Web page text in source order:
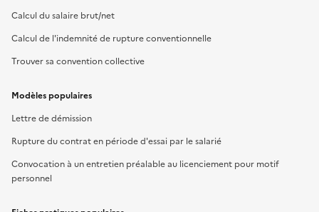
Calcul du salaire brut/net
Calcul de l'indemnité de rupture conventionnelle
Trouver sa convention collective
Modèles populaires
Lettre de démission
Rupture du contrat en période d'essai par le salarié
Convocation à un entretien préalable au licenciement pour motif
personnel